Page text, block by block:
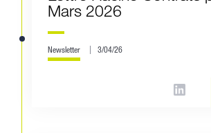
Mars 2026
Newsletter 3/04/26